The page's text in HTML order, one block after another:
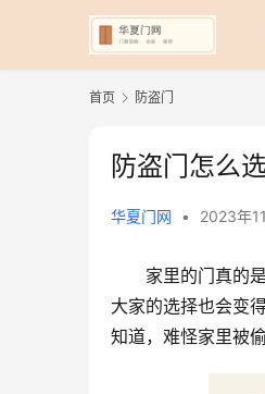
首页 防盗门
防盗门怎么
华夏门网 • 2023年
家里的门真的
大家的选择也会变
知道，难怪家里被